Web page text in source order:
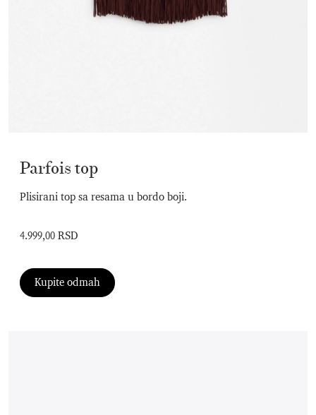
Parfois top
Plisirani top sa resama u bordo boji.
4.999,00 RSD
Kupite odmah